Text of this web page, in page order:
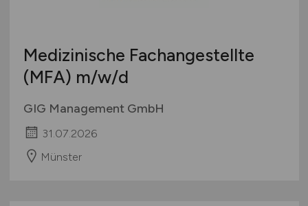
Medizinische Fachangestellte
(MFA) m/w/d
GIG Management GmbH
31.07.2026
Münster